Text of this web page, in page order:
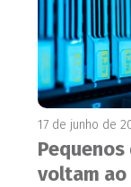
17 de junho de
voltam ao